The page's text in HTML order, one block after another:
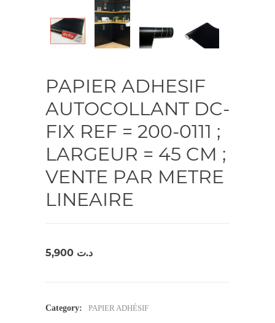
PAPIER ADHESIF
AUTOCOLLANT DC-
FIX REF = 200-0111 ;
LARGEUR = 45 CM ;
VENTE PAR METRE
LINEAIRE
د.ت
Category: PAPIER ADHÉSIF